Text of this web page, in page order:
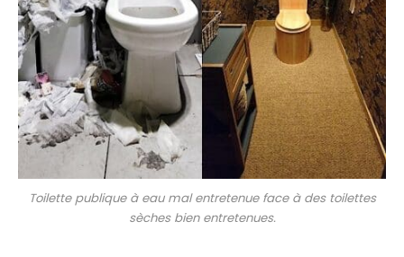
Toilette publique à eau mal entretenue face à des toilettes
sèches bien entretenues.